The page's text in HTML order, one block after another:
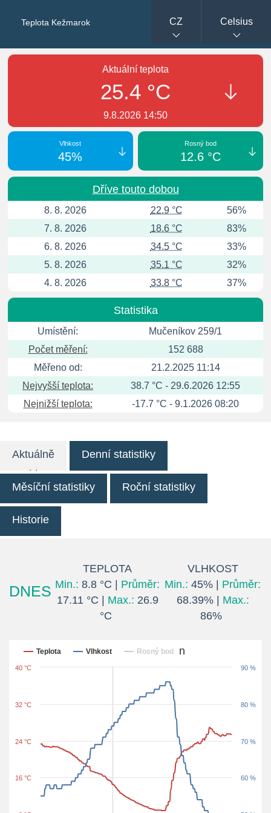
Teplota Kežmarok CZ Celsius
Aktuální teplota
25.4 °C
9.8.2026 14:50
Vlhkost
45%
Rosný bod
12.6 °C
Dříve touto dobou
8. 8. 2026 22.9 °C
56%
7. 8. 2026
18.6 °C
83%
6. 8. 2026
34.5 °C
33%
5. 8. 2026
35.1 °C
32%
4. 8. 2026
33.8 °C 37%
Statistika
Umístění:
Mučeníkov 259/1
Počet měření:
152 688
Měřeno od:
21.2.2025 11:14
Nejvyšší teplota:
38.7 °C - 29.6.2026 12:55
Nejnižší teplota:
-17.7 °C - 9.1.2026 08:20
Aktuálně Denní statistiky
Měsíční statistiky Roční statistiky
Historie
DNES
TEPLOTA
Min.: 8.8 °C | Průměr:
17.11 °C | Max.: 26.9
°C
VLHKOST
Min.: 45% | Průměr:
68.39% | Max.:
86%
Posledních 24 hodin
Teplota Vlhkost Rosný bod
16 °C
24 °C
32 °C
40 °C
60 %
70 %
80 %
90 %